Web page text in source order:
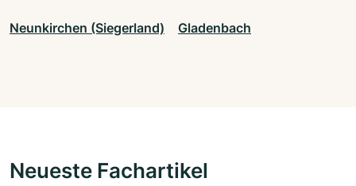
Neunkirchen (Siegerland) Gladenbach
Neueste Fachartikel